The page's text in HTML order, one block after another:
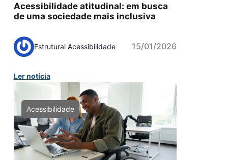
Acessibilidade atitudinal: em busca
de uma sociedade mais inclusiva
Estrutural Acessibilidade 15/01/2026
Ler notícia
Acessibilidade